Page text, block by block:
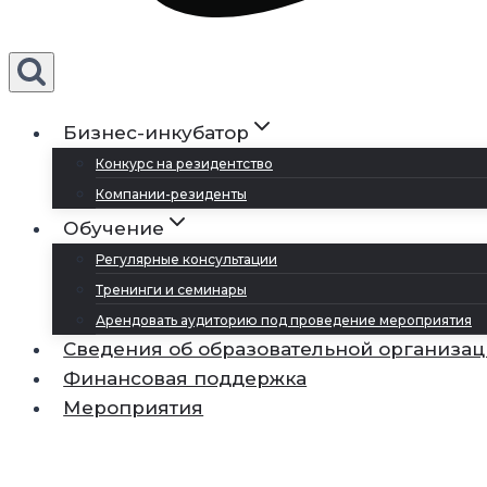
Бизнес-инкубатор
Конкурс на резидентство
Компании-резиденты
Обучение
Регулярные консультации
Тренинги и семинары
Арендовать аудиторию под проведение мероприятия
Сведения об образовательной
Финансовая поддержка
Мероприятия